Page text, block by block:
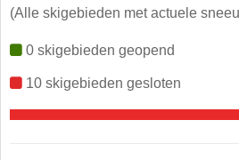
(Alle skigebieden met actuele
0 skigebieden geopend
10 skigebieden gesloten